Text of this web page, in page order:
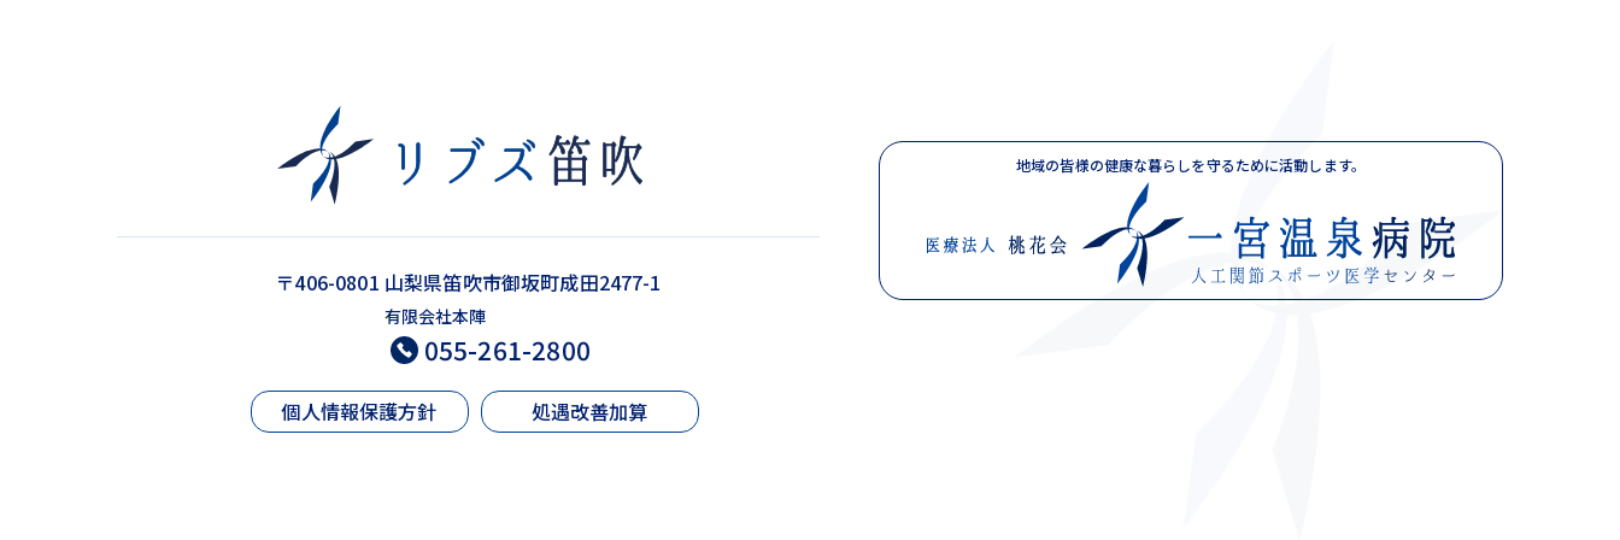
〒406-0801 山梨県笛吹市御坂町成田2477-1
有限会社本陣
055-261-2800
個人情報保護方針 処遇改善加算
地域の皆様の健康な暮らしを守るために活動します。